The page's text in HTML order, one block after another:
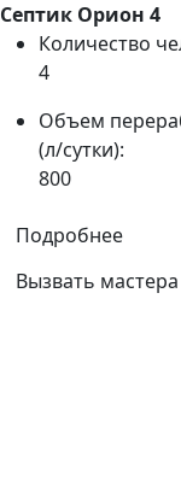
Септик Орион 4
Количество
4
Объем
(л/сутки):
800
Подробнее
Вызвать мастера